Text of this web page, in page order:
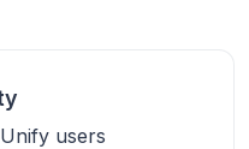
users